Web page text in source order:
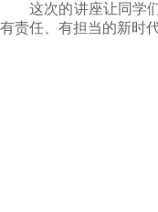
这次的讲座让同学们
有责任、有担当的新时